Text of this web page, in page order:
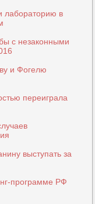
лабораторию в
с незаконными
и Фогелю
переиграла
выступать за
программе РФ